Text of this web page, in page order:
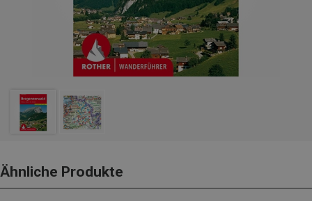
Ähnliche Produkte